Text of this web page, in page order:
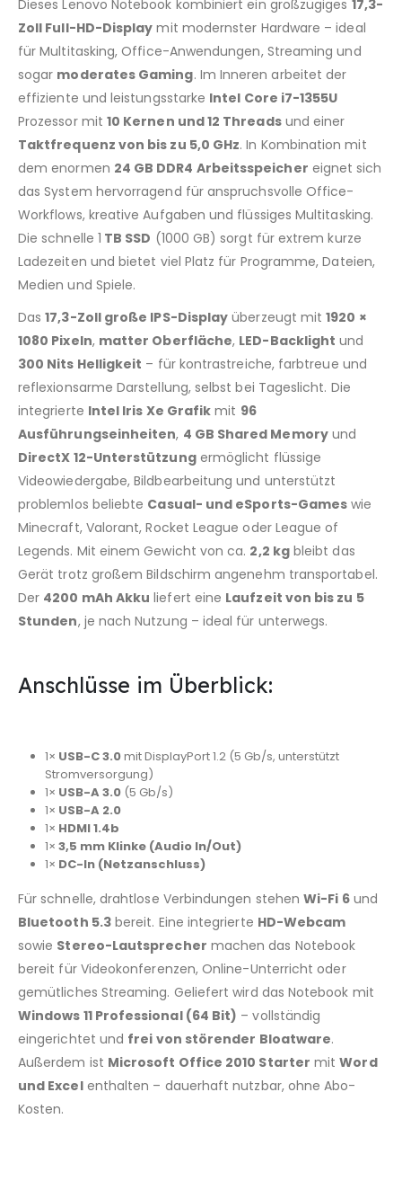
Dieses Lenovo Notebook kombiniert ein großzügiges 17,3-
Zoll Full-HD-Display mit modernster Hardware – ideal
für Multitasking, Office-Anwendungen, Streaming und
sogar moderates Gaming. Im Inneren arbeitet der
effiziente und leistungsstarke Intel Core i7-1355U
Prozessor mit 10 Kernen und 12 Threadsund einer
Taktfrequenz von bis zu 5,0 GHz. In Kombination mit
dem enormen 24 GB DDR4 Arbeitsspeicher eignet sich
das System hervorragend für anspruchsvolle Office-
Workflows, kreative Aufgaben und flüssiges Multitasking.
Die schnelle 1 TB SSD (1000 GB) sorgt für extrem kurze
Ladezeiten und bietet viel Platz für Programme, Dateien,
Medien und Spiele.
Das17,3-Zoll große IPS-Display überzeugt mit1920 ×
1080 Pixeln, matter Oberfläche, LED-Backlight und
300 Nits Helligkeit – für kontrastreiche, farbtreue und
reflexionsarme Darstellung, selbst bei Tageslicht. Die
integrierte Intel Iris Xe Grafik mit 96
Ausführungseinheiten, 4 GB Shared Memoryund
DirectX 12-Unterstützungermöglicht flüssige
Videowiedergabe, Bildbearbeitung und unterstützt
problemlos beliebte Casual- und eSports-Games wie
Minecraft, Valorant, Rocket League oder League of
Legends. Mit einem Gewicht von ca. 2,2 kgbleibt das
Gerät trotz großem Bildschirm angenehm transportabel.
Der 4200 mAh Akku liefert eine Laufzeit von bis zu 5
Stunden, je nach Nutzung – ideal für unterwegs.
Anschlüsse im Überblick:
1× USB-C 3.0mit DisplayPort 1.2 (5 Gb/s, unterstützt
Stromversorgung)
1× USB-A 3.0(5 Gb/s)
1× USB-A 2.0
1× HDMI 1.4b
1× 3,5 mm Klinke (Audio In/Out)
1× DC-In (Netzanschluss)
Für schnelle, drahtlose Verbindungen stehenWi-Fi 6und
Bluetooth 5.3bereit. Eine integrierte HD-Webcam
sowie Stereo-Lautsprecher machen das Notebook
bereit für Videokonferenzen, Online-Unterricht oder
gemütliches Streaming. Geliefert wird das Notebook mit
Windows 11 Professional (64 Bit) – vollständig
eingerichtet und frei von störender Bloatware.
Außerdem ist Microsoft Office 2010 Starter mitWord
und Excelenthalten – dauerhaft nutzbar, ohne Abo-
Kosten.